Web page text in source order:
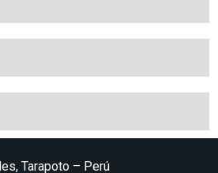
Tarapoto – Perú